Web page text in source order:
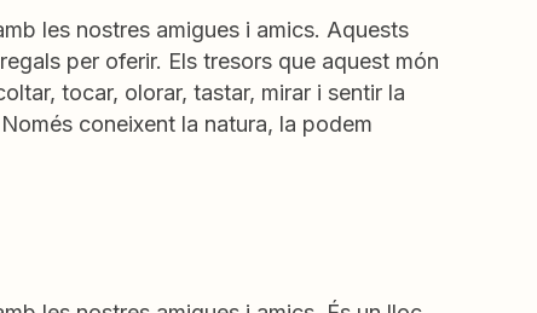
les nostres amigues i amics. Aquests
per oferir. Els tresors que aquest món
tocar, olorar, tastar, mirar i sentir la
coneixent la natura, la podem